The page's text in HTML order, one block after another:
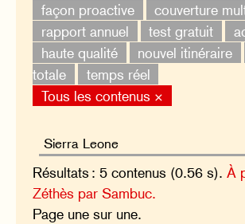
façon proactive
couverture
rapport annuel
test gratuit
haute qualité
nouvel itinéraire
totale
temps réel
Tous les contenus ×
Résultats : 5 contenus (0.56 s).À
Zéthès par Sambuc.
Page une sur une.